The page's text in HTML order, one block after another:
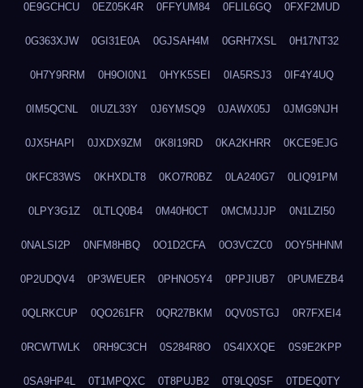
0E9GCHCU 0EZ05K4R 0FFYUM84 0FLIL6GQ 0FXF2MUD
0G363XJW 0GI31E0A 0GJSAH4M 0GRH7XSL 0H17NT32
0H7Y9RRM 0H9OI0N1 0HYK5SEI 0IA5RSJ3 0IF4Y4UQ
0IM5QCNL 0IUZL33Y 0J6YMSQ9 0JAWX05J 0JMG9NJH
0JX5HAPI 0JXDX9ZM 0K8I19RD 0KA2KHRR 0KCE9EJG
0KFC83WS 0KHXDLT8 0KO7R0BZ 0LA240G7 0LIQ91PM
0LPY3G1Z 0LTLQ0B4 0M40H0CT 0MCMJJJP 0N1LZI50
0NALSI2P 0NFM8HBQ 0O1D2CFA 0O3VCZC0 0OY5HHNM
0P2UDQV4 0P3WEUER 0PHNO5Y4 0PPJIUB7 0PUMEZB4
0QLRKCUP 0QO261FR 0QR27BKM 0QV0STGJ 0R7FXEI4
0RCWTWLK 0RH9C3CH 0S284R8O 0S4IXXQE 0S9E2KPP
0SA9HP4L 0T1MPQXC 0T8PUJB2 0T9LQ0SF 0TDEQ0TY